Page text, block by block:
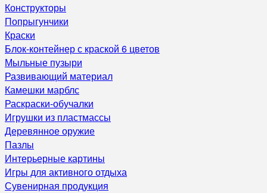
Конструкторы
Попрыгунчики
Краски
Блок-контейнер с краской 6 цветов
Мыльные пузыри
Развивающий материал
Камешки марблс
Раскраски-обучалки
Игрушки из пластмассы
Деревянное оружие
Пазлы
Интерьерные картины
Игры для активного отдыха
Сувенирная продукция